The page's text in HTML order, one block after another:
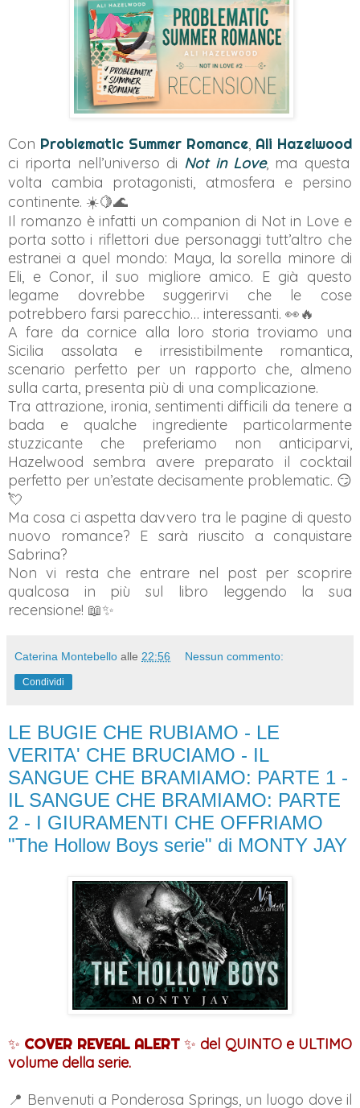
Con Problematic Summer Romance, Ali Hazelwood
ci riporta nell’universo di Not in Love, ma questa
volta cambia protagonisti, atmosfera e persino
continente. ☀️🍋🌊
Il romanzo è infatti un companion di Not in Love e
porta sotto i riflettori due personaggi tutt’altro che
estranei a quel mondo: Maya, la sorella minore di
Eli, e Conor, il suo migliore amico. E già questo
legame dovrebbe suggerirvi che le cose
potrebbero farsi parecchio… interessanti. 👀🔥
A fare da cornice alla loro storia troviamo una
Sicilia assolata e irresistibilmente romantica,
scenario perfetto per un rapporto che, almeno
sulla carta, presenta più di una complicazione.
Tra attrazione, ironia, sentimenti difficili da tenere a
bada e qualche ingrediente particolarmente
stuzzicante che preferiamo non anticiparvi,
Hazelwood sembra avere preparato il cocktail
perfetto per un’estate decisamente problematic. 😏
💘
Ma cosa ci aspetta davvero tra le pagine di questo
nuovo romance? E sarà riuscito a conquistare
Sabrina?
Non vi resta che entrare nel post per scoprire
qualcosa in più sul libro leggendo la sua
recensione! 📖✨
Caterina Montebello alle 22:56 Nessun commento:
Condividi
LE BUGIE CHE RUBIAMO - LE
VERITA' CHE BRUCIAMO - IL
SANGUE CHE BRAMIAMO: PARTE 1 -
IL SANGUE CHE BRAMIAMO: PARTE
2 - I GIURAMENTI CHE OFFRIAMO
"The Hollow Boys serie" di MONTY JAY
✨ COVER REVEAL ALERT✨ del QUINTO e ULTIMO
volume della serie.
📍 Benvenuti a Ponderosa Springs, un luogo dove il